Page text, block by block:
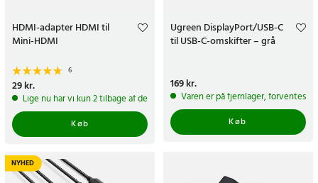
HDMI-adapter HDMI til
Mini-HDMI
6
Pris:29 kr.
29 kr.
Lige nu har vi kun 2 tilbage af dette produkt
Køb
Ugreen DisplayPort/USB-C
til USB-C-omskifter – grå
Pris:169 kr.
169 kr.
Varen er på fjernlager, forventes
Køb
NYHED